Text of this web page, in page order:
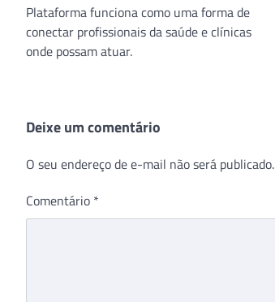
Plataforma funciona como uma forma de
conectar profissionais da saúde e clínicas
onde possam atuar.
Deixe um comentário
O seu endereço de e-mail não será publicado.
Comentário *